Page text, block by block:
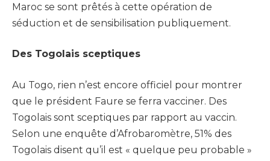
Maroc se sont prêtés à cette opération de
séduction et de sensibilisation publiquement.
Des Togolais sceptiques
Au Togo, rien n’est encore officiel pour montrer
que le président Faure se ferra vacciner. Des
Togolais sont sceptiques par rapport au vaccin.
Selon une enquête d’Afrobaromètre, 51% des
Togolais disent qu’il est « quelque peu probable »